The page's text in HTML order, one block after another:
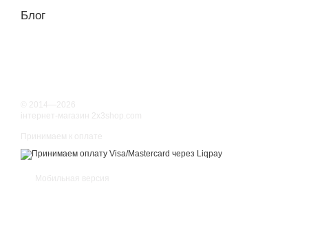
Блог
© 2014—2026
інтернет-магазин 2x3shop.com
Принимаем к оплате
Мобильная версия